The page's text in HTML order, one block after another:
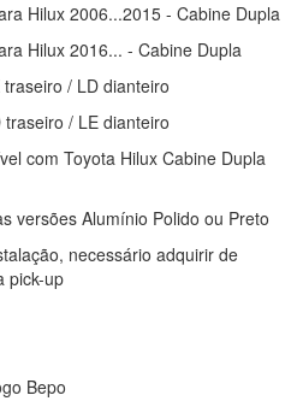
Hilux 2006...2015 - Cabine Dupla
Hilux 2016... - Cabine Dupla
/ LD dianteiro
/ LE dianteiro
com Toyota Hilux Cabine Dupla
versões Alumínio Polido ou Preto
necessário adquirir de
pick-up
Bepo